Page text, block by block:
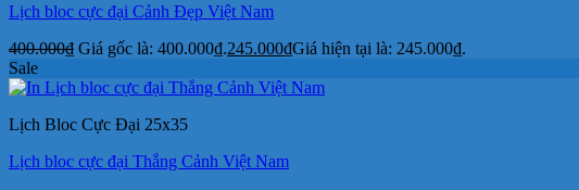
Lịch bloc cực đại Cảnh Đẹp Việt Nam
400.000₫ Giá gốc là: 400.000₫.245.000₫Giá hiện tại là: 245.000₫.
Sale
Lịch Bloc Cực Đại 25x35
Lịch bloc cực đại Thắng Cảnh Việt Nam